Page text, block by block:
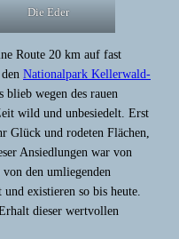
Die Eder
Route 20 km auf fast
Nationalpark Kellerwald-
blieb wegen des rauen
wild und unbesiedelt. Erst
Glück und rodeten Flächen,
Ansiedlungen war von
den umliegenden
existieren so bis heute.
dieser wertvollen